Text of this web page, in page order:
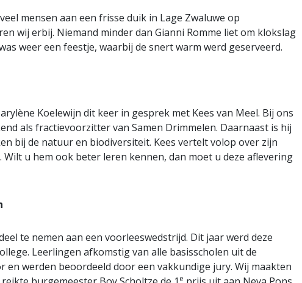
mensen aan een frisse duik in Lage Zwaluwe op
wij erbij. Niemand minder dan Gianni Romme liet om klokslag
weer een feestje, waarbij de snert warm werd geserveerd.
Koelewijn dit keer in gesprek met Kees van Meel. Bij ons
als fractievoorzitter van Samen Drimmelen. Daarnaast is hij
bij de natuur en biodiversiteit. Kees vertelt volop over zijn
Wilt u hem ook beter leren kennen, dan moet u deze aflevering
te nemen aan een voorleeswedstrijd. Dit jaar werd deze
Leerlingen afkomstig van alle basisscholen uit de
en werden beoordeeld door een vakkundige jury. Wij maakten
e